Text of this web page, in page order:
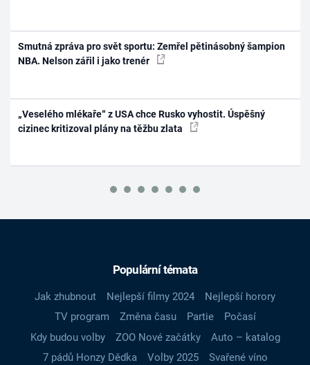
Smutná zpráva pro svět sportu: Zemřel pětinásobný šampion
NBA. Nelson zářil i jako trenér
„Veselého mlékaře“ z USA chce Rusko vyhostit. Úspěšný
cizinec kritizoval plány na těžbu zlata
Populární témata
Jak zhubnout Nejlepší filmy 2024
Nejlepší horory
TV program
Změna času Partie
Počasí
Kdy budou volby
ZOO Nové začátky
Auto – katalog
7 pádů Honzy Dědka
Volby 2025
Svařené víno